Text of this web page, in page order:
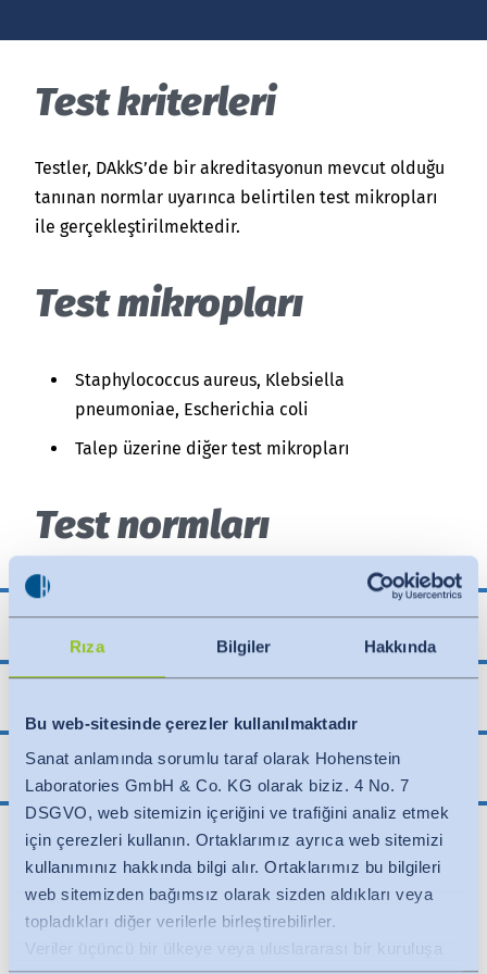
Rıza Bilgiler Hakkında
Bu web-sitesinde çerezler kullanılmaktadır
Sanat anlamında sorumlu taraf olarak Hohenstein
Laboratories GmbH & Co. KG olarak biziz. 4 No. 7
DSGVO, web sitemizin içeriğini ve trafiğini analiz etmek
için çerezleri kullanın. Ortaklarımız ayrıca web sitemizi
kullanımınız hakkında bilgi alır. Ortaklarımız bu bilgileri
web sitemizden bağımsız olarak sizden aldıkları veya
topladıkları diğer verilerle birleştirebilirler.
Veriler üçüncü bir ülkeye veya uluslararası bir kuruluşa
Việt Nam
Indonesia
中国
İletişim
Her zaman güncel kalın
Test kriterleri
Testler, DAkkS’de bir akreditasyonun mevcut olduğu
tanınan normlar uyarınca belirtilen test mikropları
ile gerçekleştirilmektedir.
Test mikropları
Staphylococcus aureus, Klebsiella
pneumoniae, Escherichia coli
Talep üzerine diğer test mikropları
Test normları
ASTM E 2149 uyarınca antibakteriyel
ISO 22196 uyarınca antibakteriyel